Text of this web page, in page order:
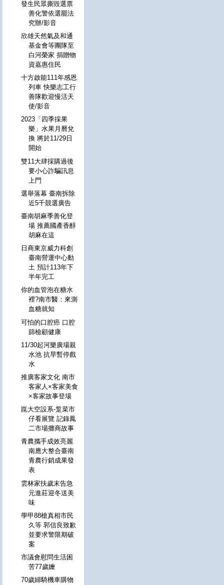
發生民眾撕毀選票
善化警依選罷法
究辦/影音
欣雄天然氣及和通
基金會等團隊至
白河榮家 捐贈物
資嘉惠住民
十方啟能111年感恩
列車 快樂志工行
善隊歡迎慢活天
使/影音
2023「四季採果
樂」水果月曆兌
換 將於11/29日
開始
雙11大肆採購過後
要小心詐騙訊息
上門
選舉落幕 臺南拆除
近5千競選廣告
臺南胡麻季善化登
場 推薦國產香醇
胡麻在這
日商東京威力科創
臺南營運中心動
土 預計113年下
半年完工
你的血管泡在糖水
裡?南市醫：來測
血糖就知
可怕的口腔癌 口腔
篩檢顧健康
11/30起河樂廣場親
水池 抗旱暫停戲
水
推廣客家文化 南市
客家人×客家美食
×客家故事登場
崑大空設系-踅菜市
仔看展覽 記錄鳳
二市場攤商故事
青農攜手成效亮麗
南應大整合臺南
青農行銷成果發
表
雲林家扶歲末告急
元進莊迎冬送美
味
學甲88槍真相市民
久等 郭信良致歉
並要求警限期破
案
市議會慰問生活困
苦77歲嬤
70歲婦騎機車購物